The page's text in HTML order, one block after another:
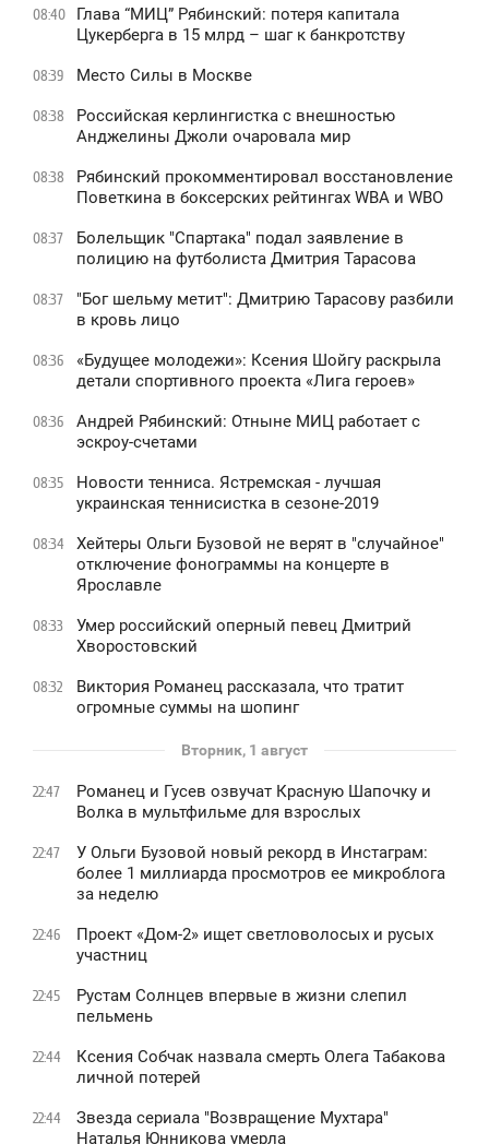
08:40
Глава “МИЦ” Рябинский: потеря капитала
Цукерберга в 15 млрд – шаг к банкротству
08:39 Место Силы в Москве
08:38
Российская керлингистка с внешностью
Анджелины Джоли очаровала мир
08:38
Рябинский прокомментировал восстановление
Поветкина в боксерских рейтингах WBA и WBO
08:37
Болельщик "Спартака" подал заявление в
полицию на футболиста Дмитрия Тарасова
08:37
"Бог шельму метит": Дмитрию Тарасову разбили
в кровь лицо
08:36
«Будущее молодежи»: Ксения Шойгу раскрыла
детали спортивного проекта «Лига героев»
08:36
Андрей Рябинский: Отныне МИЦ работает с
эскроу-счетами
08:35
Новости тенниса. Ястремская - лучшая
украинская теннисистка в сезоне-2019
08:34
Хейтеры Ольги Бузовой не верят в "случайное"
отключение фонограммы на концерте в
Ярославле
08:33
Умер российский оперный певец Дмитрий
Хворостовский
08:32
Виктория Романец рассказала, что тратит
огромные суммы на шопинг
Вторник, 1 август
22:47
Романец и Гусев озвучат Красную Шапочку и
Волка в мультфильме для взрослых
22:47
У Ольги Бузовой новый рекорд в Инстаграм:
более 1 миллиарда просмотров ее микроблога
за неделю
22:46
Проект «Дом-2» ищет светловолосых и русых
участниц
22:45
Рустам Солнцев впервые в жизни слепил
пельмень
22:44
Ксения Собчак назвала смерть Олега Табакова
личной потерей
22:44
Звезда сериала "Возвращение Мухтара"
Наталья Юнникова умерла